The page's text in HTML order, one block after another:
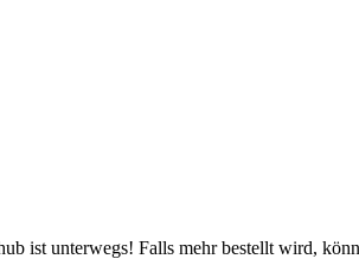
ist unterwegs! Falls mehr bestellt wird,